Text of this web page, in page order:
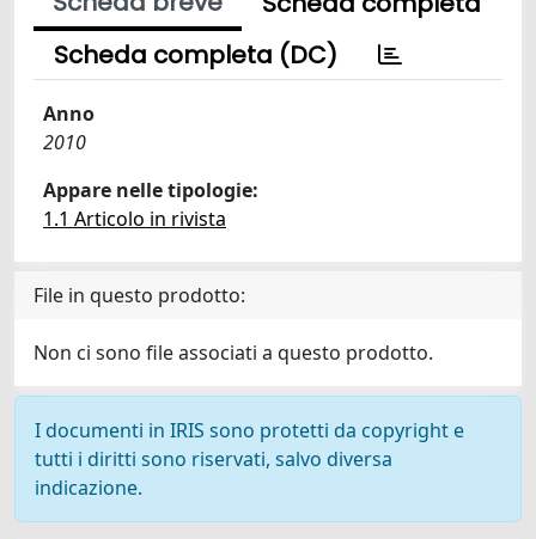
Scheda completa (DC)
Anno
2010
Appare nelle tipologie:
1.1 Articolo in rivista
File in questo prodotto:
Non ci sono file associati a questo prodotto.
I documenti in IRIS sono protetti da copyright e
tutti i diritti sono riservati, salvo diversa
indicazione.